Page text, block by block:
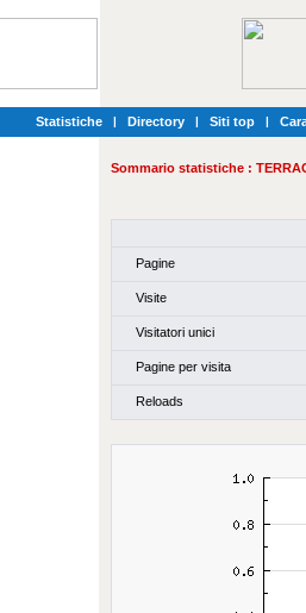
Statistiche | Directory | Siti top |
Sommario statistiche :
Pagine
Visite
Visitatori unici
Pagine per visita
Reloads